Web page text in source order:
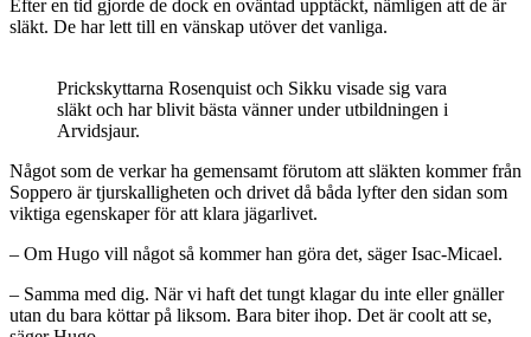
Efter en tid gjorde de dock en oväntad upptäckt, nämligen att de är
släkt. De har lett till en vänskap utöver det vanliga.
Prickskyttarna Rosenquist och Sikku visade sig vara
släkt och har blivit bästa vänner under utbildningen i
Arvidsjaur.
Något som de verkar ha gemensamt förutom att släkten kommer från
Soppero är tjurskalligheten och drivet då båda lyfter den sidan som
viktiga egenskaper för att klara jägarlivet.
– Om Hugo vill något så kommer han göra det, säger Isac-Micael.
– Samma med dig. När vi haft det tungt klagar du inte eller gnäller
utan du bara köttar på liksom. Bara biter ihop. Det är coolt att se,